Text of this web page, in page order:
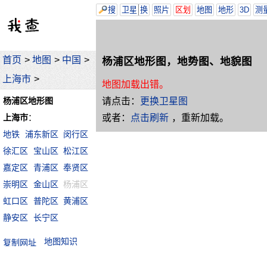
首页 > 地图 > 中国 >
上海市 >
杨浦区地形图
上海市：
地铁 浦东新区
闵行区
徐汇区
宝山区 松江区
嘉定区
青浦区 奉贤区
崇明区
金山区
杨浦区
虹口区
普陀区 黄浦区
静安区
长宁区
地图知识
搜 卫星 换 照片 区划 地图 地形 3D 测
杨浦区地形图，地势图、地貌图
地图加载出错。
请点击：
更换卫星图
或者：
点击刷新 ，重新加载。